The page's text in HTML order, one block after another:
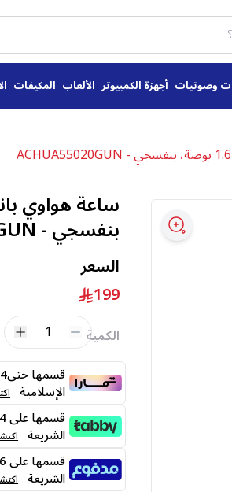
وصوتيات أجهزة الكمبيوتر الألعاب المكيفات
بنفسجي - ACHUA55020GUN
السعر
199
الكمية 1
الإسلامية
الشريعة
الشريعة